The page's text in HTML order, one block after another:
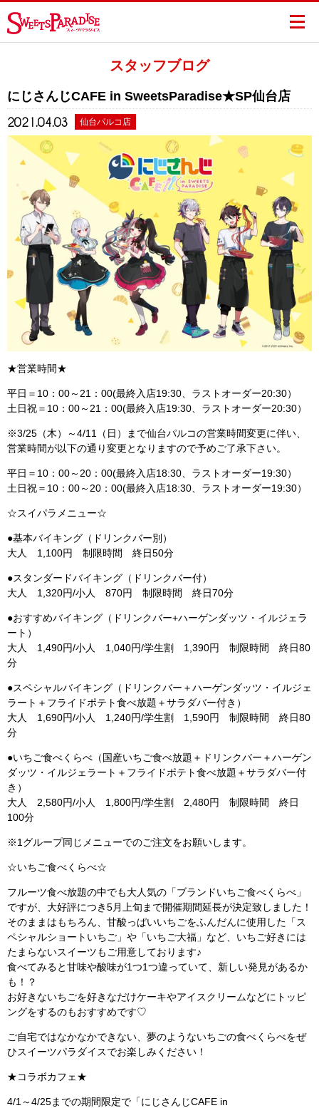
スタッフブログ
にじさんじCAFE in SweetsParadise★SP仙台店
2021.04.03 仙台パルコ店
★営業時間★
平日＝10：00～21：00(最終入店19:30、ラストオーダー20:30）
土日祝＝10：00～21：00(最終入店19:30、ラストオーダー20:30）
※3/25（木）～4/11（日）まで仙台パルコの営業時間変更に伴い、
営業時間が以下の通り変更となりますので予めご了承下さい。
平日＝10：00～20：00(最終入店18:30、ラストオーダー19:30）
土日祝＝10：00～20：00(最終入店18:30、ラストオーダー19:30）
☆スイパラメニュー☆
●基本バイキング（ドリンクバー別）
大人 1,100円 制限時間 終日50分
●スタンダードバイキング（ドリンクバー付）
大人 1,320円/小人 870円 制限時間 終日70分
●おすすめバイキング（ドリンクバー+ハーゲンダッツ・イルジェラ
ート）
大人 1,490円/小人 1,040円/学生割 1,390円 制限時間 終日80
分
●スペシャルバイキング（ドリンクバー＋ハーゲンダッツ・イルジェ
ラート＋フライドポテト食べ放題＋サラダバー付き）
大人 1,690円/小人 1,240円/学生割 1,590円 制限時間 終日80
分
●いちご食べくらべ（国産いちご食べ放題＋ドリンクバー＋ハーゲン
ダッツ・イルジェラート＋フライドポテト食べ放題＋サラダバー付
き）
大人 2,580円/小人 1,800円/学生割 2,480円 制限時間 終日
100分
※1グループ同じメニューでのご注文をお願いします。
☆いちご食べくらべ☆
フルーツ食べ放題の中でも大人気の「ブランドいちご食べくらべ」
ですが、大好評につき5月上旬まで開催期間延長が決定致しました！
そのままはもちろん、甘酸っぱいいちごをふんだんに使用した「ス
ペシャルショートいちご」や「いちご大福」など、いちご好きには
たまらないスイーツもご用意しております♪
食べてみると甘味や酸味が1つ1つ違っていて、新しい発見があるか
も！？
お好きないちごを好きなだけケーキやアイスクリームなどにトッピ
ングをするのもおすすめです♡
ご自宅ではなかなかできない、夢のようないちごの食べくらべをぜ
ひスイーツパラダイスでお楽しみください！
★コラボカフェ★
4/1～4/25までの期間限定で「にじさんじCAFE in